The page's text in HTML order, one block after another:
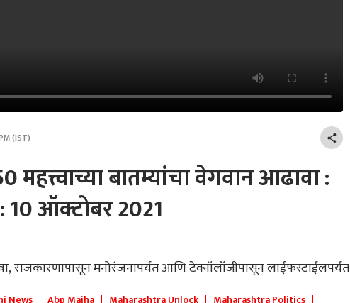
(IST)
महत्त्वाच्या बातम्यांचा वेगवान आढावा :
ऑक्टोबर 2021
,राजकारणापासूनमनोरंजनापर्यंतआणिटेक्नॉलॉजीपासूनलाईफस्टाईलपर्यंत